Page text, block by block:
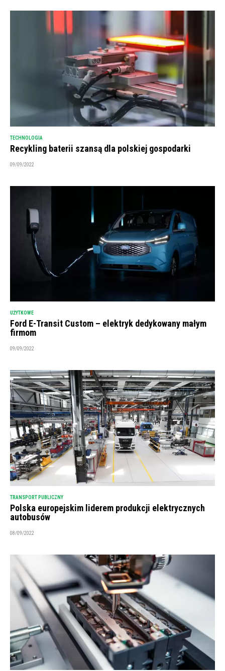
TECHNOLOGIA
Recykling baterii szansą dla polskiej gospodarki
09/09/2022
UŻYTKOWE
Ford E-Transit Custom – elektryk dedykowany małym
firmom
09/09/2022
TRANSPORT PUBLICZNY
Polska europejskim liderem produkcji elektrycznych
autobusów
08/09/2022